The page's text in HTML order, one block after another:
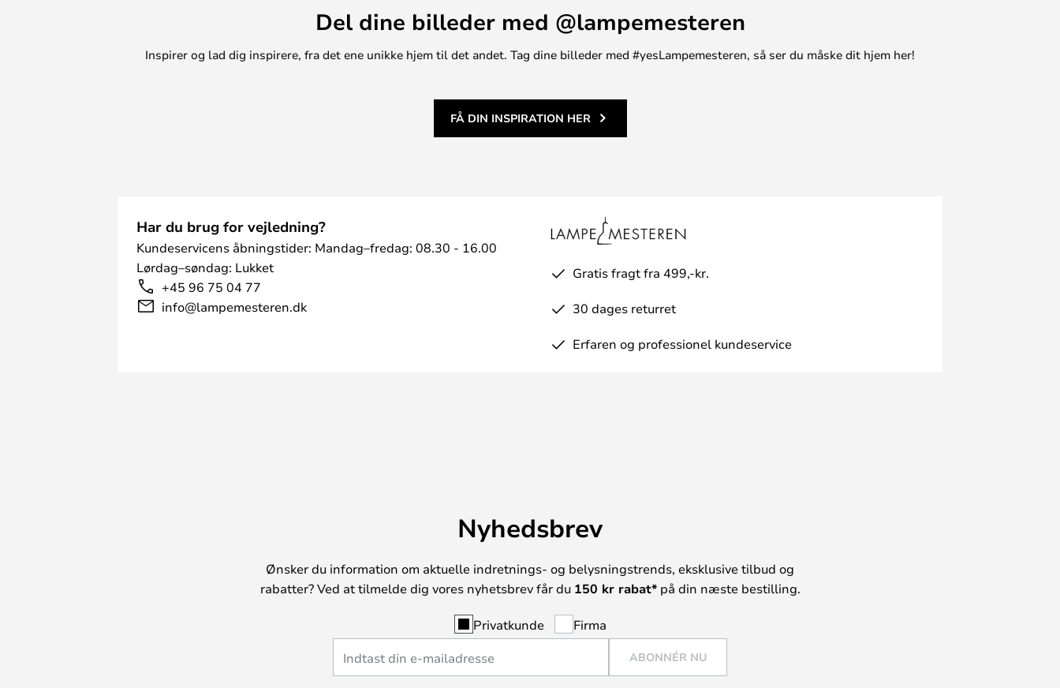
Del dine billeder med @lampemesteren
Inspirer og lad dig inspirere, fra det ene unikke hjem til det andet. Tag dine billeder med #yesLampemesteren, så ser du måske dit hjem her!
FÅ DIN INSPIRATION HER
Har du brug for vejledning?
Kundeservicens åbningstider: Mandag–fredag: 08.30 - 16.00
Lørdag–søndag: Lukket
+45 96 75 04 77
info@lampemesteren.dk
Gratis fragt fra 499,-kr.
30 dages returret
Erfaren og professionel kundeservice
Nyhedsbrev
Ønsker du information om aktuelle indretnings- og belysningstrends, eksklusive tilbud og
rabatter? Ved at tilmelde dig vores nyhetsbrev får du 150 kr rabat*på din næste bestilling.
Privatkunde Firma
ABONNÉR NU